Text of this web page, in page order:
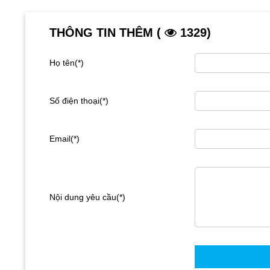
THÔNG TIN THÊM ( 1329)
Họ tên(*)
Số điện thoại(*)
Email(*)
Nội dung yêu cầu(*)